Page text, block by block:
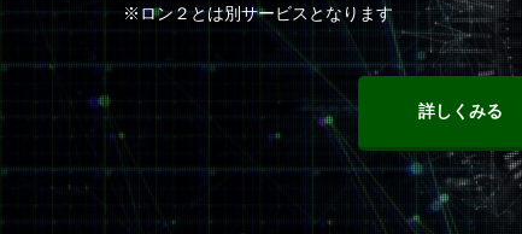
※ロン２とは別サービスとなります
詳しくみる